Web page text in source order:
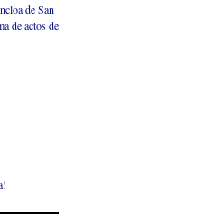
de San
de actos de